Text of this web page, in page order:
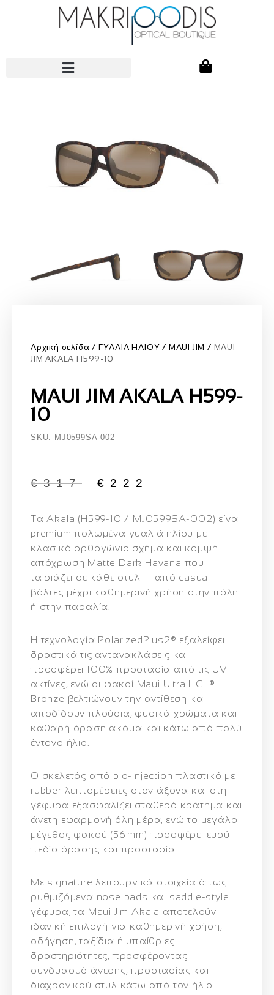
Αρχική σελίδα ΓΥΑΛΙΑ ΗΛΙΟΥ MAUI JIM
MAUI
JIM AKALA H599-10
MAUI JIM AKALA H599-
10
SKU: MJ0599SA-002
€317 € 222
Τα Akala (H599‑10 / MJ0599SA‑002) είναι
premium πολωμένα γυαλιά ηλίου με
κλασικό ορθογώνιο σχήμα και κομψή
απόχρωση Matte Dark Havana που
ταιριάζει σε κάθε στυλ — από casual
βόλτες μέχρι καθημερινή χρήση στην πόλη
ή στην παραλία.
Η τεχνολογία PolarizedPlus2® εξαλείφει
δραστικά τις αντανακλάσεις και
προσφέρει 100% προστασία από τις UV
ακτίνες, ενώ οι φακοί Maui Ultra HCL®
Bronze βελτιώνουν την αντίθεση και
αποδίδουν πλούσια, φυσικά χρώματα και
καθαρή όραση ακόμα και κάτω από πολύ
έντονο ήλιο.
Ο σκελετός από bio‑injection πλαστικό με
rubber λεπτομέρειες στον άξονα και στη
γέφυρα εξασφαλίζει σταθερό κράτημα και
άνετη εφαρμογή όλη μέρα, ενώ το μεγάλο
μέγεθος φακού (56 mm) προσφέρει ευρύ
πεδίο όρασης και προστασία
Με signature λειτουργικά στοιχεία όπως
ρυθμιζόμενα nose pads και saddle‑style
γέφυρα, τα Maui Jim Akala αποτελούν
ιδανική επιλογή για καθημερινή χρήση,
οδήγηση, ταξίδια ή υπαίθριες
δραστηριότητες, προσφέροντας
συνδυασμό άνεσης, προστασίας και
διαχρονικού στυλ κάτω από τον ήλιο.